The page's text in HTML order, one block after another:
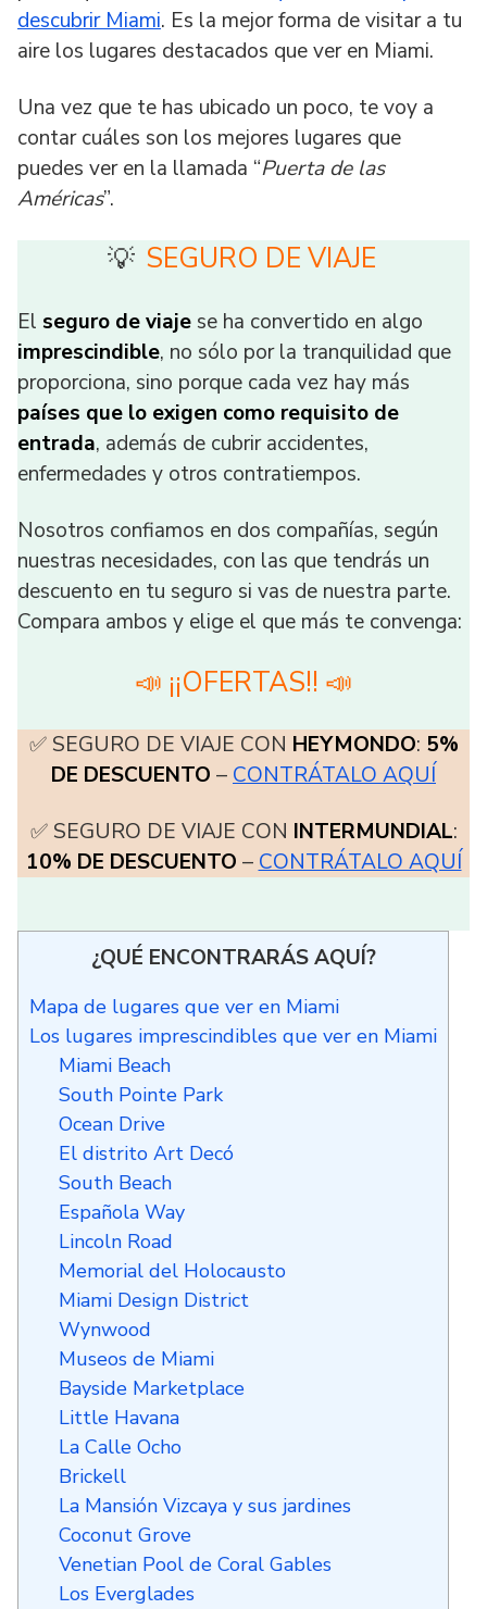
descubrir Miami. Es la mejor forma de visitar a tu
aire los lugares destacados que ver en Miami.
Una vez que te has ubicado un poco, te voy a
contar cuáles son los mejores lugares que
puedes ver en la llamada “Puerta de las
Américas”.
💡 SEGURO DE VIAJE
El seguro de viaje se ha convertido en algo
imprescindible, no sólo por la tranquilidad que
proporciona, sino porque cada vez hay más
países que lo exigen como requisito de
entrada, además de cubrir accidentes,
enfermedades y otros contratiempos.
Nosotros confiamos en dos compañías, según
nuestras necesidades, con las que tendrás un
descuento en tu seguro si vas de nuestra parte.
Compara ambos y elige el que más te convenga:
📣 ¡¡OFERTAS!! 📣
✅ SEGURO DE VIAJE CON HEYMONDO: 5%
DE DESCUENTO –CONTRÁTALO AQUÍ
✅ SEGURO DE VIAJE CON INTERMUNDIAL:
10% DE DESCUENTO –CONTRÁTALO AQUÍ
¿QUÉ ENCONTRARÁS AQUÍ?
Mapa de lugares que ver en Miami
Los lugares imprescindibles que ver en Miami
Miami Beach
South Pointe Park
Ocean Drive
El distrito Art Decó
South Beach
Española Way
Lincoln Road
Memorial del Holocausto
Miami Design District
Wynwood
Museos de Miami
Bayside Marketplace
Little Havana
La Calle Ocho
Brickell
La Mansión Vizcaya y sus jardines
Coconut Grove
Venetian Pool de Coral Gables
Los Everglades